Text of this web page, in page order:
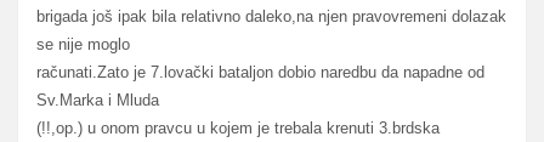
brigada još ipak bila relativno daleko,na njen pravovremeni dolazak
se nije moglo
računati.Zato je 7.lovački bataljon dobio naredbu da napadne od
Sv.Marka i Mluda
(!!,op.) u onom pravcu u kojem je trebala krenuti 3.brdska